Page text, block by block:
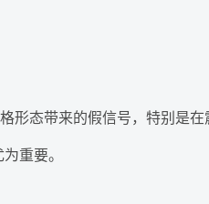
态带来的假信号，特别是在
重要。